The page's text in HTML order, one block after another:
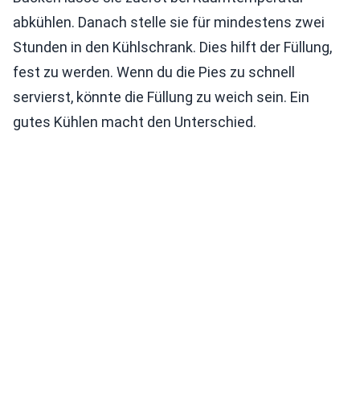
abkühlen. Danach stelle sie für mindestens zwei
Stunden in den Kühlschrank. Dies hilft der Füllung,
fest zu werden. Wenn du die Pies zu schnell
servierst, könnte die Füllung zu weich sein. Ein
gutes Kühlen macht den Unterschied.